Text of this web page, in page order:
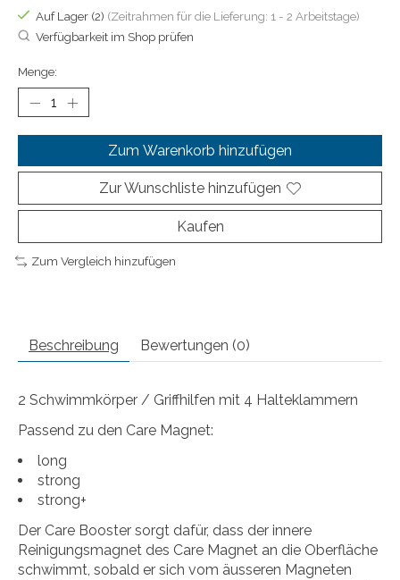
Auf Lager (2) (Zeitrahmen für die Lieferung: 1 - 2 Arbeitstage)
Verfügbarkeit im Shop prüfen
Menge:
Zum Warenkorb hinzufügen
Zur Wunschliste hinzufügen
Kaufen
Zum Vergleich hinzufügen
Beschreibung Bewertungen (0)
2 Schwimmkörper / Griffhilfen mit 4 Halteklammern
Passend zu den Care Magnet:
long
strong
strong+
Der Care Booster sorgt dafür, dass der innere
Reinigungsmagnet des Care Magnet an die Oberfläche
schwimmt, sobald er sich vom äusseren Magneten